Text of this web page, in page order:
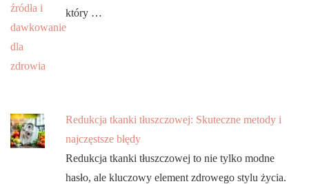
który …
Redukcja tkanki tłuszczowej: Skuteczne metody i
najczęstsze błędy
Redukcja tkanki tłuszczowej to nie tylko modne
hasło, ale kluczowy element zdrowego stylu życia.